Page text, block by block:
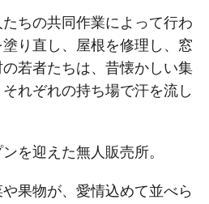
ちの共同作業によって行わ
り直し、屋根を修理し、窓
若者たちは、昔懐かしい集
れぞれの持ち場で汗を流し
を迎えた無人販売所。
果物が、愛情込めて並べら